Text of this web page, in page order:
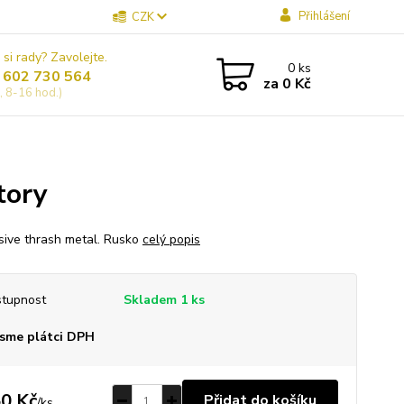
CZK Přihlášení
rady? Zavolejte.
730 564
8-16 hod.)
0ks
za 0 Kč
thrash metal. Rusko celý popis
Skladem 1 ks
plátci DPH